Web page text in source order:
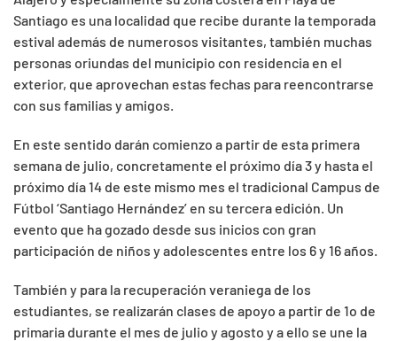
Santiago es una localidad que recibe durante la temporada
estival además de numerosos visitantes, también muchas
personas oriundas del municipio con residencia en el
exterior, que aprovechan estas fechas para reencontrarse
con sus familias y amigos.
En este sentido darán comienzo a partir de esta primera
semana de julio, concretamente el próximo día 3 y hasta el
próximo día 14 de este mismo mes el tradicional Campus de
Fútbol ‘Santiago Hernández’ en su tercera edición. Un
evento que ha gozado desde sus inicios con gran
participación de niños y adolescentes entre los 6 y 16 años.
También y para la recuperación veraniega de los
estudiantes, se realizarán clases de apoyo a partir de 1o de
primaria durante el mes de julio y agosto y a ello se une la